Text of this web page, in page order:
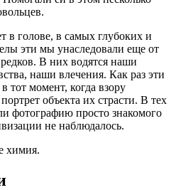
в голове, в самых глубоких и
эти мы унаследовали еще от
В них водятся наши
наши влечения. Как раз эти
тот момент, когда взору
объекта их страсти. В тех
фотографию просто знакомого
не наблюдалось.
химия.